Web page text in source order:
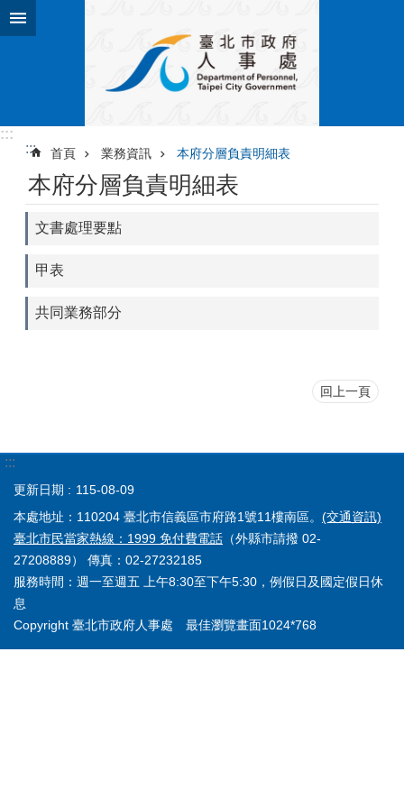
跳到主要內容區塊
:::
:::
首頁 業務資訊 本府分層負責明細表
本府分層負責明細表
文書處理要點
甲表
共同業務部分
回上一頁
:::
更新日期
115-08-09
本處地址：110204 臺北市信義區市府路1號11樓南區。 (交通資訊)
臺北市民當家熱線：1999 免付費電話 （外縣市請撥 02-
27208889） 傳真：02-27232185
服務時間：週一至週五 上午8:30至下午5:30，例假日及國定假日休
息
Copyright 臺北市政府人事處 最佳瀏覽畫面1024*768